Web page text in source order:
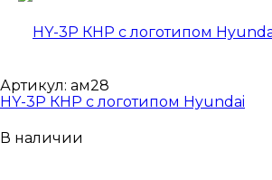
Артикул: ам28
HY-3P КНР с логотипом Hyundai
В наличии